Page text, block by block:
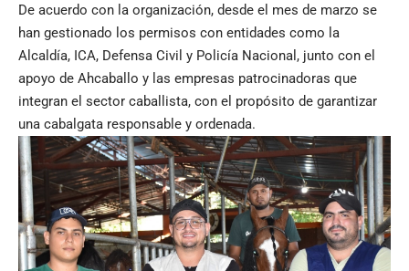
De acuerdo con la organización, desde el mes de marzo se
han gestionado los permisos con entidades como la
Alcaldía, ICA, Defensa Civil y Policía Nacional, junto con el
apoyo de Ahcaballo y las empresas patrocinadoras que
integran el sector caballista, con el propósito de garantizar
una cabalgata responsable y ordenada.